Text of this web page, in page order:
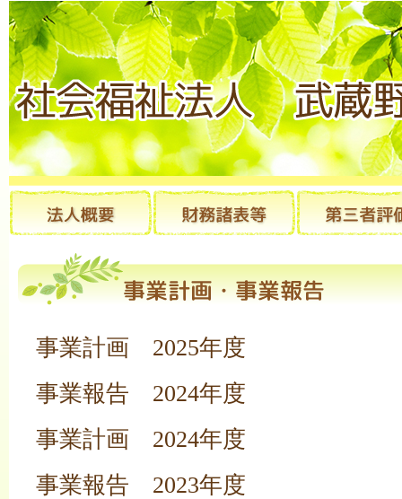
事業計画 2025年度
事業報告 2024年度
事業計画 2024年度
事業報告 2023年度